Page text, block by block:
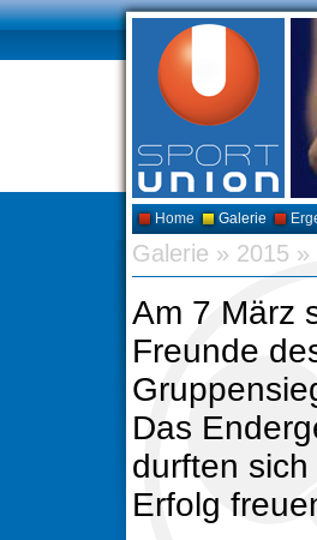
Home Galerie
Galerie » 2015 »
Am 7 März
Freunde
Das
durften
Erfolg